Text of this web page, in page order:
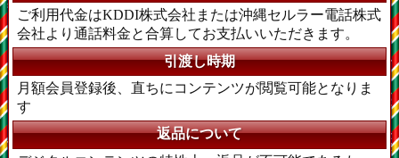
ご利用代金はKDDI株式会社または沖縄セルラー電話株式
会社より通話料金と合算してお支払いいただきます。
引渡し時期
月額会員登録後、直ちにコンテンツが閲覧可能となりま
す
返品について